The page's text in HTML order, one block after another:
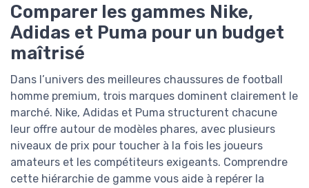
Comparer les gammes Nike,
Adidas et Puma pour un budget
maîtrisé
Dans l’univers des meilleures chaussures de football
homme premium, trois marques dominent clairement le
marché. Nike, Adidas et Puma structurent chacune
leur offre autour de modèles phares, avec plusieurs
niveaux de prix pour toucher à la fois les joueurs
amateurs et les compétiteurs exigeants. Comprendre
cette hiérarchie de gamme vous aide à repérer la